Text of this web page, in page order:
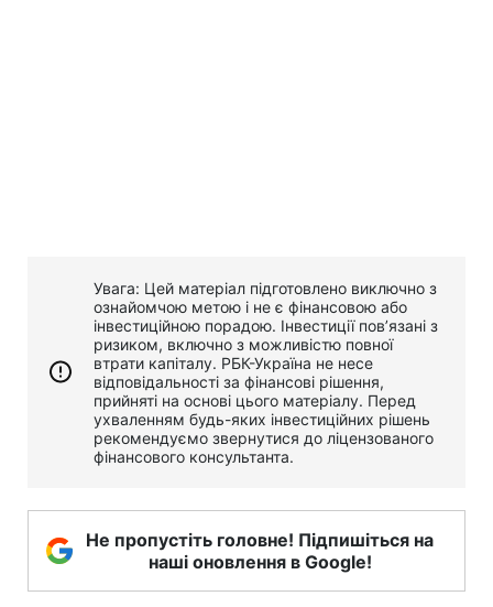
Увага: Цей матеріал підготовлено виключно з
ознайомчою метою і не є фінансовою або
інвестиційною порадою. Інвестиції пов’язані з
ризиком, включно з можливістю повної
втрати капіталу. РБК-Україна не несе
відповідальності за фінансові рішення,
прийняті на основі цього матеріалу. Перед
ухваленням будь-яких інвестиційних рішень
рекомендуємо звернутися до ліцензованого
фінансового консультанта.
Не пропустіть головне! Підпишіться на
наші оновлення в Google!